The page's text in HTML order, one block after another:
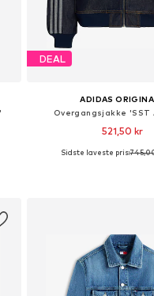
DEAL
ADIDAS
Overgangsjakke 'SST
521,50 kr
Sidste laveste pris: